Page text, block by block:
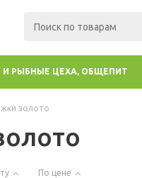
И РЫБНЫЕ ЦЕХА, ОБЩЕПИТ
золото
По цене